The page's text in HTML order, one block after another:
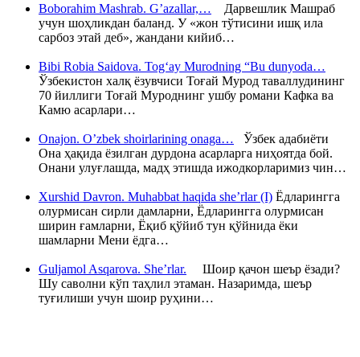
Boborahim Mashrab. G’azallar,… Дарвешлик Машраб
учун шоҳликдан баланд. У «жон тўтисини ишқ ила
сарбоз этай деб», жандани кийиб…
Bibi Robia Saidova. Tog‘ay Murodning “Bu dunyoda…
Ўзбекистон халқ ёзувчиси Тоғай Мурод таваллудининг
70 йиллиги Тоғай Муроднинг ушбу романи Кафка ва
Камю асарлари…
Onajon. O’zbek shoirlarining onaga… Ўзбек адабиёти
Она ҳақида ёзилган дурдона асарларга ниҳоятда бой.
Онани улуғлашда, мадҳ этишда ижодкорларимиз чин…
Xurshid Davron. Muhabbat haqida she’rlar (I) Ёдларингга
олурмисан сирли дамларни, Ёдларингга олурмисан
ширин ғамларни, Ёқиб қўйиб тун қўйнида ёки
шамларни Мени ёдга…
Guljamol Asqarova. She’rlar. Шоир қачон шеър ёзади?
Шу саволни кўп таҳлил этаман. Назаримда, шеър
туғилиши учун шоир руҳини…